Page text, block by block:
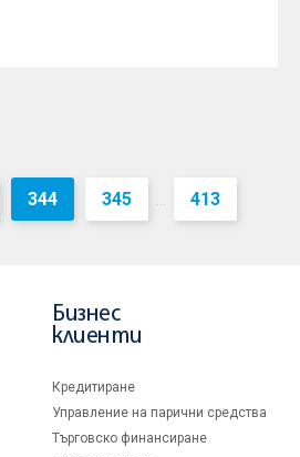
344 345 ... 413
Бизнес
клиенти
Кредитиране
Управление на парични средства
Търговско финансиране